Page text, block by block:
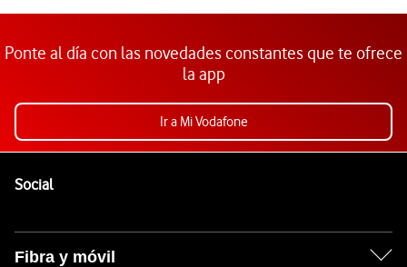
Ponte al día con las novedades constantes que te ofrece
la app
Ir a Mi Vodafone
SocialEnlaces a las redes sociales de Vodafone
Fibra y móvil